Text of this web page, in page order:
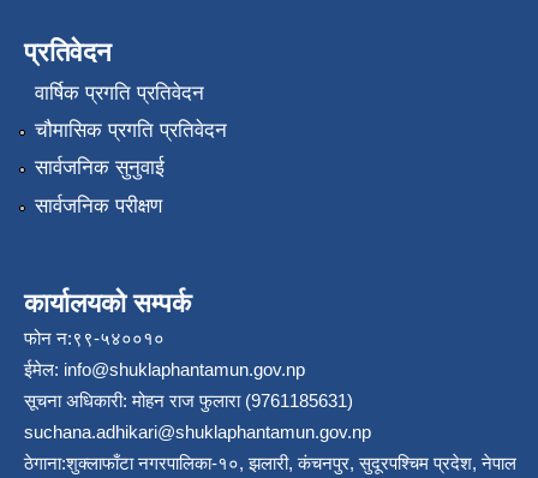
प्रतिवेदन
वार्षिक प्रगति प्रतिवेदन
चौमासिक प्रगति प्रतिवेदन
सार्वजनिक सुनुवाई
सार्वजनिक परीक्षण
कार्यालयको सम्पर्क
फोन न:९९-५४००१०
ईमेल: info@shuklaphantamun.gov.np
सूचना अधिकारी: मोहन राज फुलारा (9761185631)
suchana.adhikari@shuklaphantamun.gov.np
ठेगाना:शुक्लाफाँटा नगरपालिका-१०, झलारी, कंचनपुर, सुदूरपश्चिम प्रदेश, नेपाल